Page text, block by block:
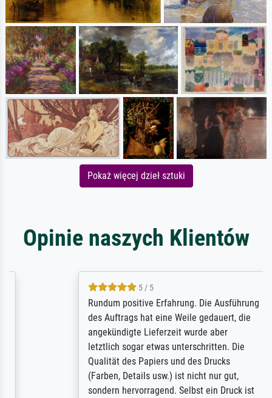
Pokaż więcej dzieł sztuki
Opinie naszych Klientów
5 / 5
Rundum positive Erfahrung. Die Ausführung
des Auftrags hat eine Weile gedauert, die
angekündigte Lieferzeit wurde aber
letztlich sogar etwas unterschritten. Die
Qualität des Papiers und des Drucks
(Farben, Details usw.) ist nicht nur gut,
sondern hervorragend. Selbst ein Druck ist